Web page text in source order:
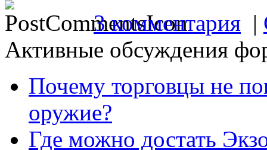
3 комментария |
Активные обсуждения
Почему торговцы не
оружие?
Где можно достать